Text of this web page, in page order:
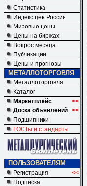
Статистика
Индекс цен России
Мировые цены
Цены на биржах
Вопрос месяца
Публикации
Цены и прогнозы
МЕТАЛЛОТОРГОВЛЯ
Металлоторговля
Каталог
Маркетплейс
<<
Доска объявлений <<
Подшипники
ГОСТы и стандарты
ПОЛЬЗОВАТЕЛЯМ
Регистрация
<<
Подписка